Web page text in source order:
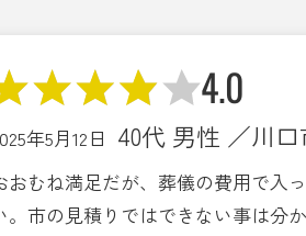
4.0
年5月12日 40代 男性 ／川口
おむね満足だが、葬儀の費用で入
。市の見積りではできない事は分か